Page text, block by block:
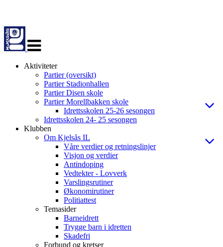
navigasjon
Aktiviteter
Partier (oversikt)
Partier Stadionhallen
Partier Disen skole
Partier Morellbakken skole
Idrettsskolen 25-26 sesongen
Idrettsskolen 24- 25 sesongen
Klubben
Om Kjelsås IL
Våre verdier og retningslinjer
Visjon og verdier
Antindoping
Vedtekter - Lovverk
Varslingsrutiner
Økonomirutiner
Politiattest
Temasider
Barneidrett
Trygge barn i idretten
Skadefri
Forbund og kretser